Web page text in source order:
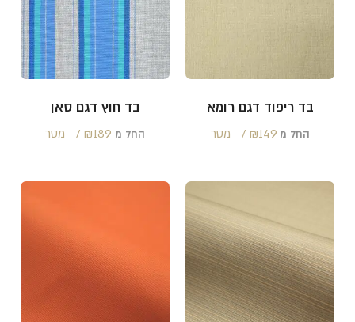
בד ריפוד דגם רומא
החל מ ₪149 /‏‏‎ ‎- מטר
בד חוץ דגם סאן
החל מ ₪189 /‏‏‎ ‎- מטר